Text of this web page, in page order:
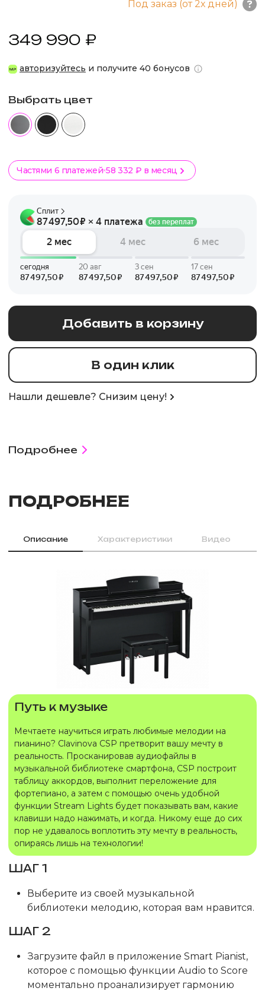
Под заказ (от 2х дней)
349 990 ₽
авторизуйтесь и получите 40 бонусов
Выбрать цвет
Частями 6 платежей 58 332 ₽ в месяц
Добавить в корзину
В один клик
Нашли дешевле? Снизим цену!
Подробнее
ПОДРОБНЕЕ
Описание Характеристики Видео
Путь к музыке
Мечтаете научиться играть любимые мелодии на
пианино? Clavinova CSP претворит вашу мечту в
реальность. Просканировав аудиофайлы в
музыкальной библиотеке смартфона, CSP построит
таблицу аккордов, выполнит переложение для
фортепиано, а затем с помощью очень удобной
функции Stream Lights будет показывать вам, какие
клавиши надо нажимать, и когда. Никому еще до сих
пор не удавалось воплотить эту мечту в реальность,
опираясь лишь на технологии!
ШАГ 1
Выберите из своей музыкальной
библиотеки мелодию, которая вам нравится.
ШАГ 2
Загрузите файл в приложение Smart Pianist,
которое с помощью функции Audio to Score
моментально проанализирует гармонию